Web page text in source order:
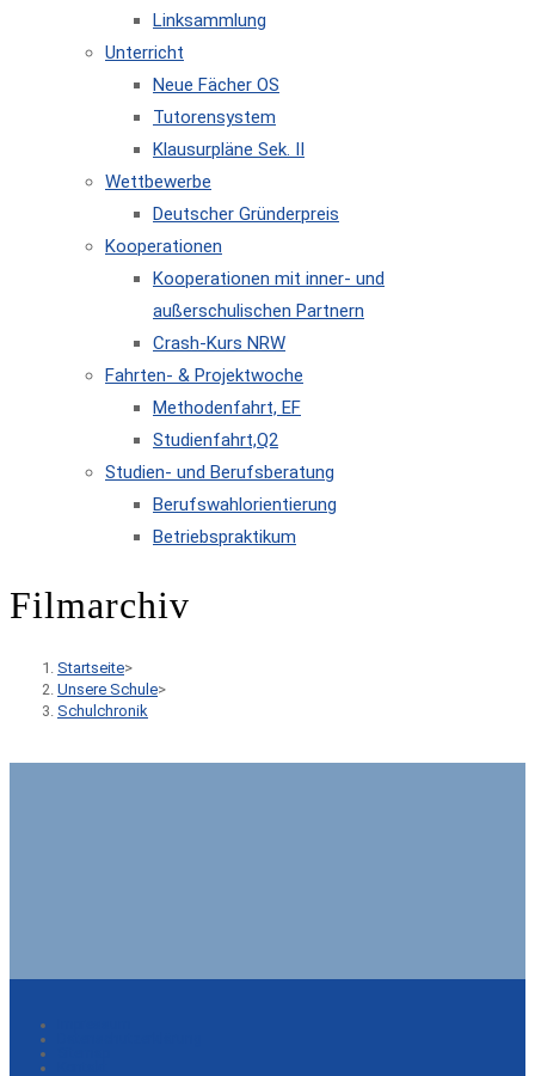
Linksammlung
Unterricht
Neue Fächer OS
Tutorensystem
Klausurpläne Sek. II
Wettbewerbe
Deutscher Gründerpreis
Kooperationen
Kooperationen mit inner- und
außerschulischen Partnern
Crash-Kurs NRW
Fahrten- & Projektwoche
Methodenfahrt, EF
Studienfahrt,Q2
Studien- und Berufsberatung
Berufswahlorientierung
Betriebspraktikum
Filmarchiv
Startseite>
Unsere Schule>
Schulchronik